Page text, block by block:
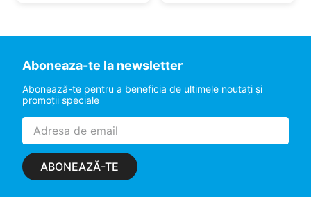
Aboneaza-te la newsletter
Abonează-te pentru a beneficia de ultimele noutaţi şi
promoţii speciale
ABONEAZĂ-TE